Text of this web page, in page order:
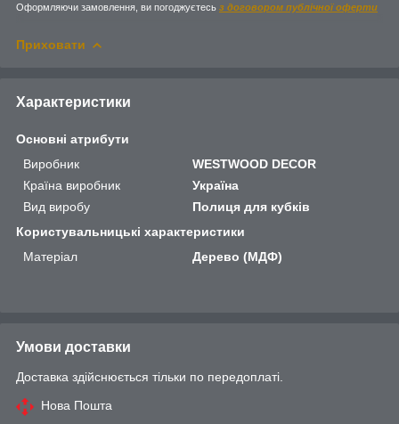
Оформляючи замовлення, ви погоджуєтесь з договором публічної оферти
Приховати
Характеристики
Основні атрибути
Виробник
WESTWOOD DECOR
Країна виробник
Україна
Вид виробу
Полиця для кубків
Користувальницькі характеристики
Матеріал
Дерево (МДФ)
Умови доставки
Доставка здійснюється тільки по передоплаті.
Нова Пошта